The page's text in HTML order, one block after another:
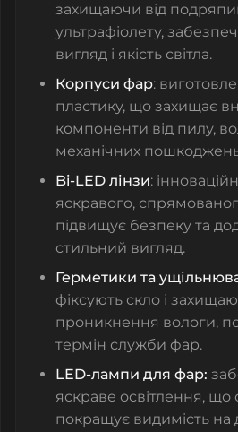
захищаючи від
ультрафіолету,
вигляд і якість світла.
Корпуси фар:
пластику, що захищає
компоненти від пилу,
механічних
Bi-LED лінзи:
яскравого,
підвищує безпеку та
стильний вигляд.
Герметики та
фіксують скло і
проникнення вологи,
термін служби фар.
LED-лампи для фар:
яскраве освітлення,
покращує видимість на